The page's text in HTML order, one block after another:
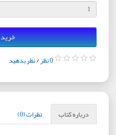
خرید
0 نظر /نظر بدهید
درباره کتاب نظرات (0)